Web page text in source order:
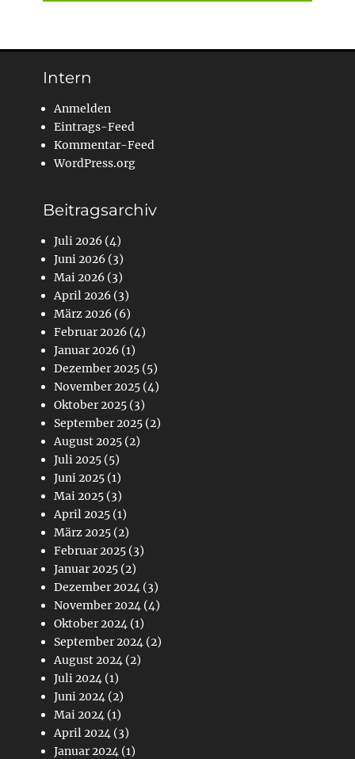
Intern
Anmelden
Eintrags-Feed
Kommentar-Feed
WordPress.org
Beitragsarchiv
Juli 2026 (4)
Juni 2026 (3)
Mai 2026 (3)
April 2026 (3)
März 2026 (6)
Februar 2026 (4)
Januar 2026 (1)
Dezember 2025 (5)
November 2025 (4)
Oktober 2025 (3)
September 2025 (2)
August 2025 (2)
Juli 2025 (5)
Juni 2025 (1)
Mai 2025 (3)
April 2025 (1)
März 2025 (2)
Februar 2025 (3)
Januar 2025 (2)
Dezember 2024 (3)
November 2024 (4)
Oktober 2024 (1)
September 2024 (2)
August 2024 (2)
Juli 2024 (1)
Juni 2024 (2)
Mai 2024 (1)
April 2024 (3)
Januar 2024 (1)